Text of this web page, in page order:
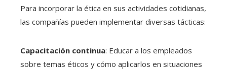
Para incorporar la ética en sus actividades cotidianas,
las compañías pueden implementar diversas tácticas:
Capacitación continua: Educar a los empleados
sobre temas éticos y cómo aplicarlos en situaciones